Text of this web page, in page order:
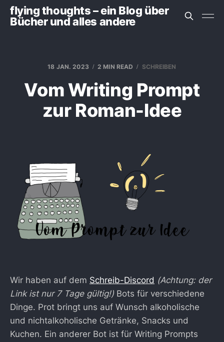
flying thoughts – ein Blog über
Bücher und alles andere
18 JAN. 2023 2 MIN READ SCHREIBEN
Vom Writing Prompt
zur Roman-Idee
Wir haben auf dem Schreib-Discord (Achtung: der
Link ist nur 7 Tage gültig!) Bots für verschiedene
Dinge. Prot bringt uns auf Wunsch alkoholische
und nichtalkoholische Getränke, Snacks und
Kuchen. Ein anderer Bot ist für Writing Prompts